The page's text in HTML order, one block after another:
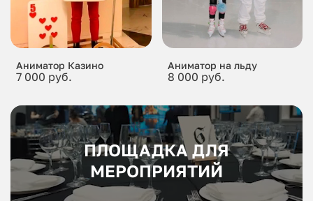
Аниматор Казино
7 000 руб.
Аниматор на льду
8 000 руб.
ПЛОЩАДКА ДЛЯ
МЕРОПРИЯТИЙ